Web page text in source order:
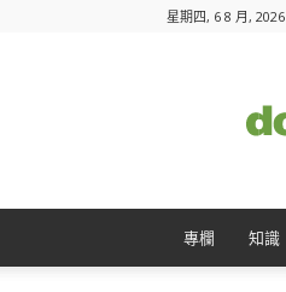
星期四, 6 8 月, 2026
專欄 知識